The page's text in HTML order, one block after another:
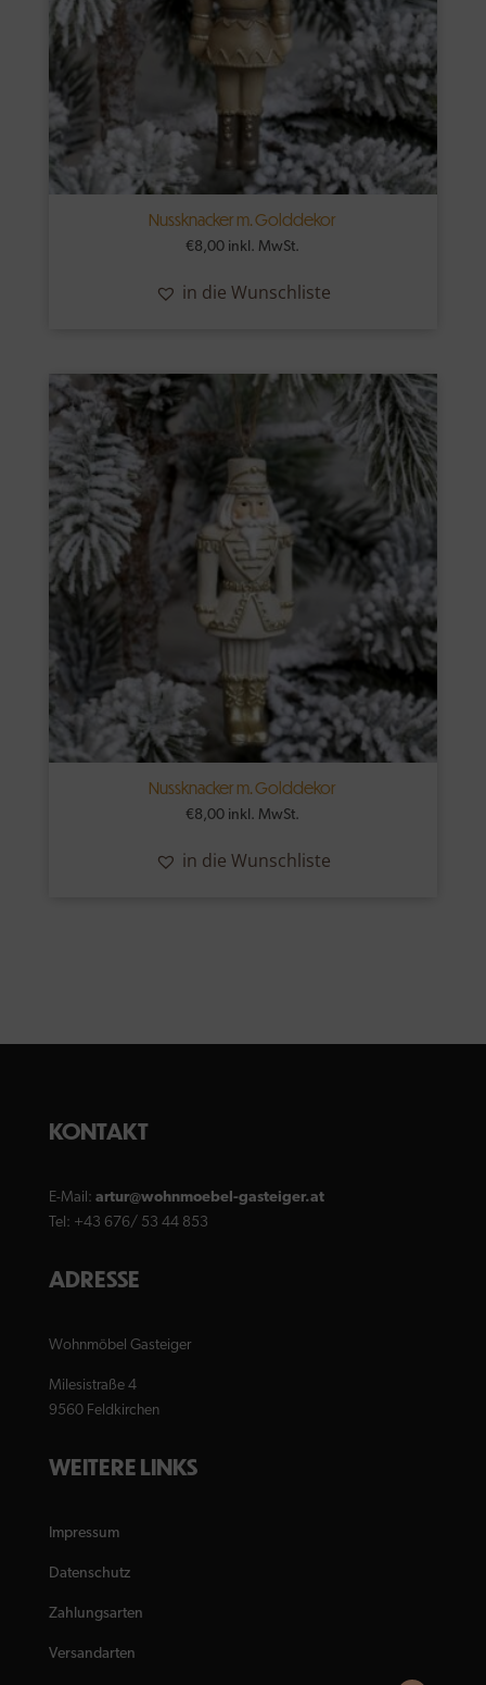
Nussknacker m. Golddekor
€8,00 inkl. MwSt.
in die Wunschliste
Nussknacker m. Golddekor
€8,00 inkl. MwSt.
in die Wunschliste
KONTAKT
E-Mail: artur@wohnmoebel-gasteiger.at
Tel: +43 676/ 53 44 853
ADRESSE
Wohnmöbel Gasteiger
Milesistraße 4
9560 Feldkirchen
WEITERE LINKS
Impressum
Datenschutz
Zahlungsarten
Versandarten